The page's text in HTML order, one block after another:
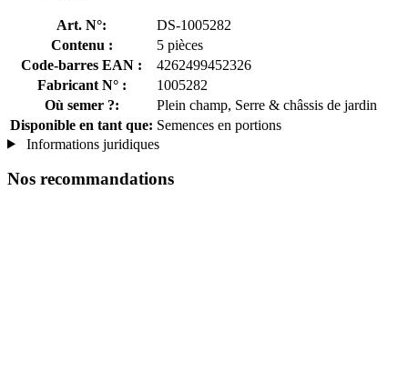
Art. N°:
DS-1005282
Contenu :
5 pièces
Code-barres EAN :
4262499452326
Fabricant N° :
1005282
Où semer ?:
Plein champ, Serre & châssis de jardin
Disponible en tant que: Semences en portions
Informations juridiques
Nos recommandations